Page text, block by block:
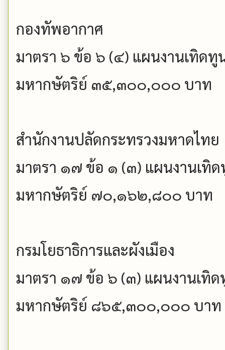
กองทัพอากาศ
มาตรา ๖ ข้อ ๖ (๔) แผนงานเทิด
มหากษัตริย์ ๓๕,๓๐๐,๐๐๐ บาท
สำนักงานปลัดกระทรวงมหาดไทย
มาตรา ๑๗ ข้อ ๑ (๓) แผนงานเทิ
มหากษัตริย์ ๗๐,๑๖๒,๘๐๐ บาท
กรมโยธาธิการและผังเมือง
มาตรา ๑๗ ข้อ ๖ (๓) แผนงานเทิ
มหากษัตริย์ ๘๖๕,๓๐๐,๐๐๐ บาท